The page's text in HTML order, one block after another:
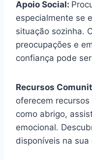
Apoio Social:
especialmente se
situação sozinha.
preocupações e
confiança pode
Recursos
oferecem
como abrigo,
emocional.
disponíveis na